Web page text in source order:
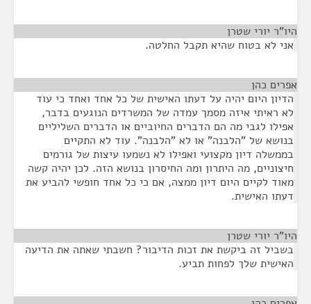
היו"ר יורי שטרן
אני לא בטוח שהיא תקבל החלטה.
אפרים כהן
הדיון היום יהיה על דעתו האישית של כל אחד ואחד כי עוד
לא ראיתי איזה מסמך עמדה של המשרדים הנוגעים בדבר,
אפילו לגבי מה הם הדברים החיוביים או הדברים השליליים
בנושא של "הלבנה" או לא "הלבנה". עוד לא התקיים
בממשלה דיון מקצועי ואפילו לא נשמעו עיצות של גורמים
חיצוניים, מה היתרון ומה החיסרון בנושא הזה. לכן יהיה קשה
מאוד לקיים היום דיון ממצה, אם כי כל אחד חופשי להביע את
דעתו האישית.
היו"ר יורי שטרן
בשביל זה ביקשת את זכות הדיבור? חשבתי שאתה את הדיעה
האישית שלך לפחות תביע.